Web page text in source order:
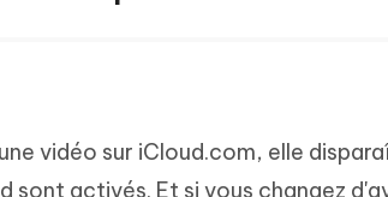
vidéo sur iCloud.com, elle
sont activés. Et si vous changez